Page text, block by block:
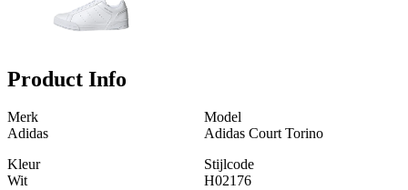
Product Info
Merk
Adidas
Model
Adidas Court Torino
Kleur
Wit
Stijlcode
H02176